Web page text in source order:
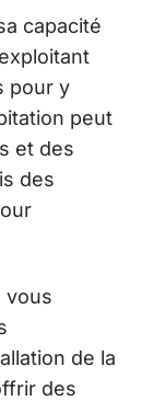
capacité
pour y
peut
et des
des
vous
de la
des